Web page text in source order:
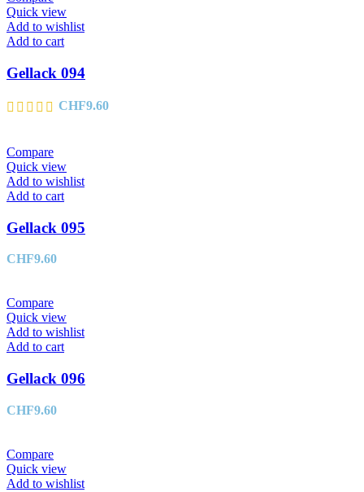
Quick view
Add to wishlist
Add to cart
Gellack 094
CHF9.60
Compare
Quick view
Add to wishlist
Add to cart
Gellack 095
CHF9.60
Compare
Quick view
Add to wishlist
Add to cart
Gellack 096
CHF9.60
Compare
Quick view
Add to wishlist